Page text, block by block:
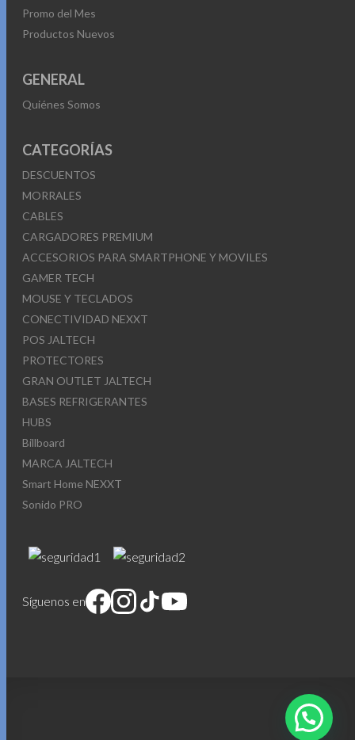
Promo del Mes
Productos Nuevos
GENERAL
Quiénes Somos
CATEGORÍAS
DESCUENTOS
MORRALES
CABLES
CARGADORES PREMIUM
ACCESORIOS PARA SMARTPHONE Y MOVILES
GAMER TECH
MOUSE Y TECLADOS
CONECTIVIDAD NEXXT
POS JALTECH
PROTECTORES
GRAN OUTLET JALTECH
BASES REFRIGERANTES
HUBS
Billboard
MARCA JALTECH
Smart Home NEXXT
Sonido PRO
Síguenos en